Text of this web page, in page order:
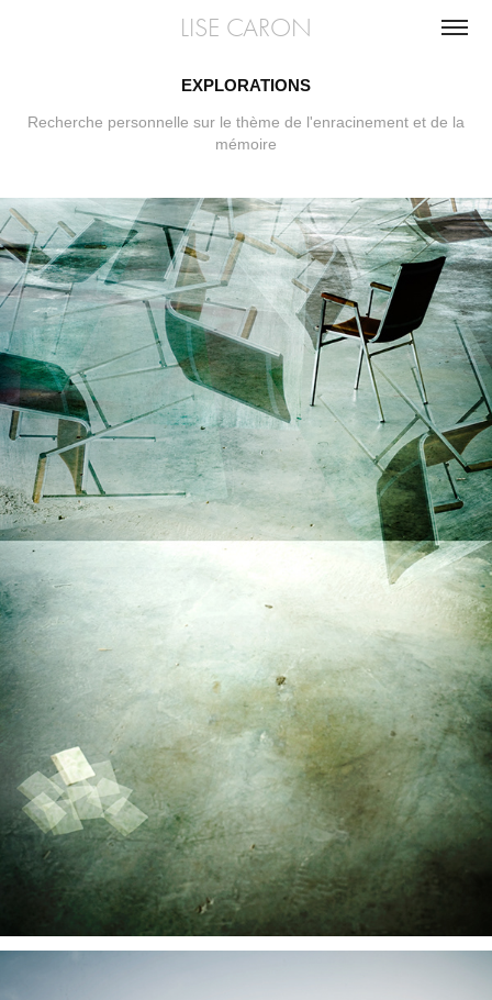
LISE CARON
EXPLORATIONS
Recherche personnelle sur le thème de l'enracinement et de la
mémoire